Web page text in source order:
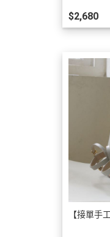
$2,680
【接單手